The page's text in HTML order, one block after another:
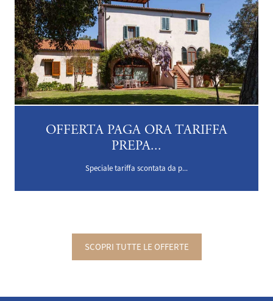
OFFERTA PAGA ORA TARIFFA
PREPA...
Speciale tariffa scontata da p...
SCOPRI TUTTE LE OFFERTE